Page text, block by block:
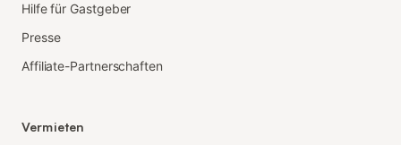
Hilfe für Gastgeber
Presse
Affiliate-Partnerschaften
Vermieten